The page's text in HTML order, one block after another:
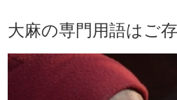
大麻の専門用語はご